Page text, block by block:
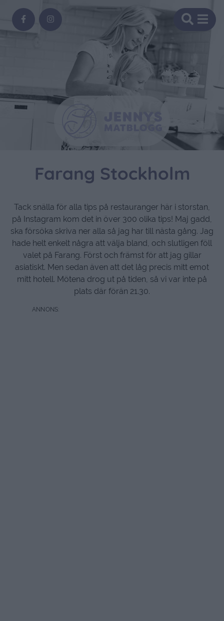
Farang Stockholm
Tack snälla för alla tips på restauranger här i storstan,
på Instagram kom det in över 300 olika tips! Maj gadd,
ska försöka skriva ner alla så jag har till nästa gång. Jag
hade helt enkelt några att välja bland, och slutligen föll
valet på Farang. Först och främst för att jag gillar
asiatiskt. Men sedan även att det låg precis mitt emot
mitt hotell. Mötena drog ut på tiden, så vi var inte på
plats där förän 21.30.